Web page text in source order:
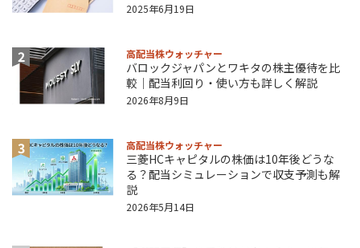
2025年6月19日
2 高配当株ウォッチャー
バロックジャパンとワキタの株主優待を比
較｜配当利回り・使い方も詳しく解説
2026年8月9日
3 高配当株ウォッチャー
三菱HCキャピタルの株価は10年後どうな
る？配当シミュレーションで収支予測も解
説
2026年5月14日